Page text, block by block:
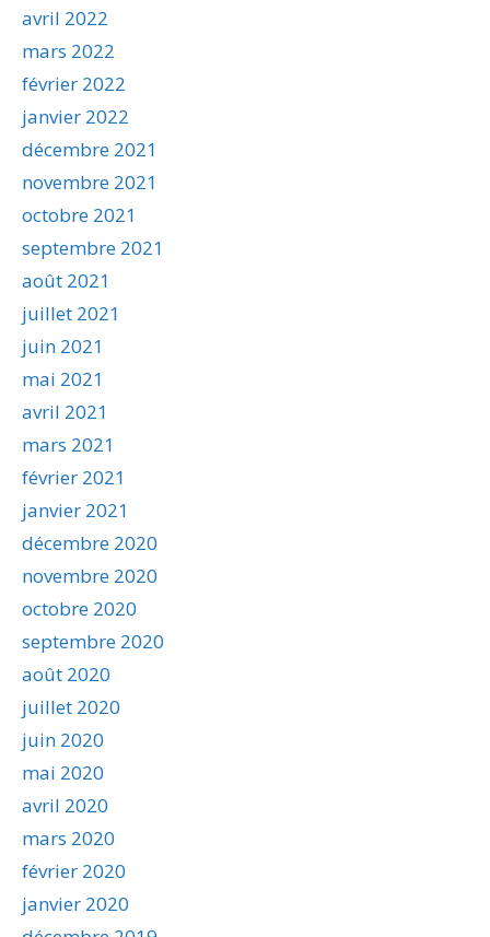
avril 2022
mars 2022
février 2022
janvier 2022
décembre 2021
novembre 2021
octobre 2021
septembre 2021
août 2021
juillet 2021
juin 2021
mai 2021
avril 2021
mars 2021
février 2021
janvier 2021
décembre 2020
novembre 2020
octobre 2020
septembre 2020
août 2020
juillet 2020
juin 2020
mai 2020
avril 2020
mars 2020
février 2020
janvier 2020